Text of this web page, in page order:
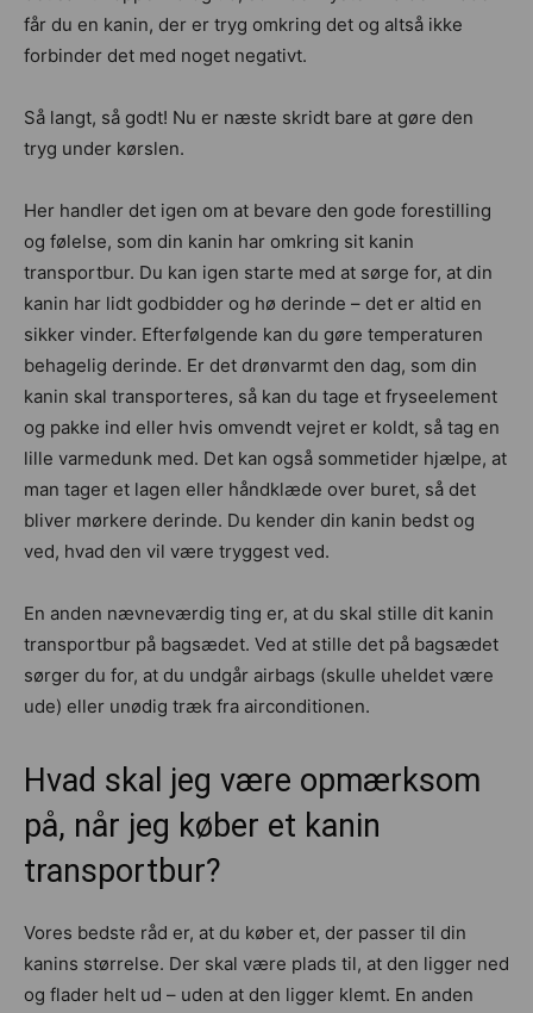
får du en kanin, der er tryg omkring det og altså ikke
forbinder det med noget negativt.
Så langt, så godt! Nu er næste skridt bare at gøre den
tryg under kørslen.
Her handler det igen om at bevare den gode forestilling
og følelse, som din kanin har omkring sit kanin
transportbur. Du kan igen starte med at sørge for, at din
kanin har lidt godbidder og hø derinde – det er altid en
sikker vinder. Efterfølgende kan du gøre temperaturen
behagelig derinde. Er det drønvarmt den dag, som din
kanin skal transporteres, så kan du tage et fryseelement
og pakke ind eller hvis omvendt vejret er koldt, så tag en
lille varmedunk med. Det kan også sommetider hjælpe, at
man tager et lagen eller håndklæde over buret, så det
bliver mørkere derinde. Du kender din kanin bedst og
ved, hvad den vil være tryggest ved.
En anden nævneværdig ting er, at du skal stille dit kanin
transportbur på bagsædet. Ved at stille det på bagsædet
sørger du for, at du undgår airbags (skulle uheldet være
ude) eller unødig træk fra airconditionen.
Hvad skal jeg være opmærksom
på, når jeg køber et kanin
transportbur?
Vores bedste råd er, at du køber et, der passer til din
kanins størrelse. Der skal være plads til, at den ligger ned
og flader helt ud – uden at den ligger klemt. En anden